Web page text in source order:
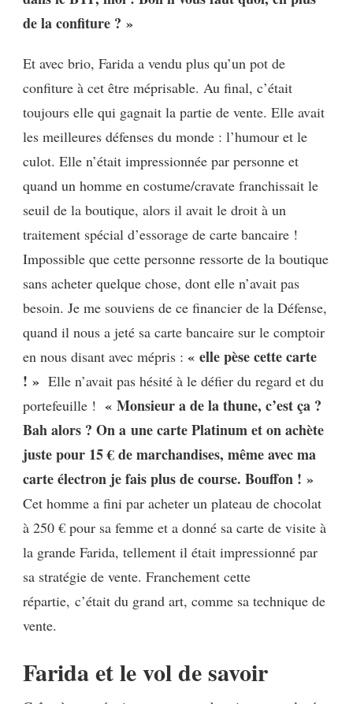
de la confiture ? »
Et avec brio, Farida a vendu plus qu’un pot de
confiture à cet être méprisable. Au final, c’était
toujours elle qui gagnait la partie de vente. Elle avait
les meilleures défenses du monde : l’humour et le
culot. Elle n’était impressionnée par personne et
quand un homme en costume/cravate franchissait le
seuil de la boutique, alors il avait le droit à un
traitement spécial d’essorage de carte bancaire !
Impossible que cette personne ressorte de la boutique
sans acheter quelque chose, dont elle n’avait pas
besoin. Je me souviens de ce financier de la Défense,
quand il nous a jeté sa carte bancaire sur le comptoir
en nous disant avec mépris : « elle pèse cette carte
! » Elle n’avait pas hésité à le défier du regard et du
portefeuille ! « Monsieur a de la thune, c’est ça ?
Bah alors ? On a une carte Platinum et on achète
juste pour 15 € de marchandises, même avec ma
carte électron je fais plus de course. Bouffon ! »
Cet homme a fini par acheter un plateau de chocolat
à 250 € pour sa femme et a donné sa carte de visite à
la grande Farida, tellement il était impressionné par
sa stratégie de vente. Franchement cette
répartie, c’était du grand art, comme sa technique de
vente.
Farida et le vol de savoir